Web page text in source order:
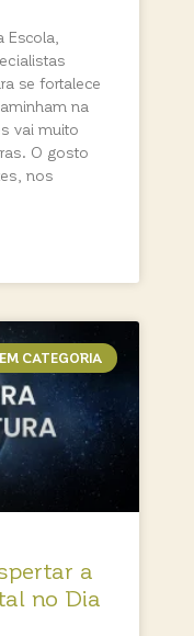
se fortalece
na
vai muito
O gosto
nos
CATEGORIA
a
no Dia